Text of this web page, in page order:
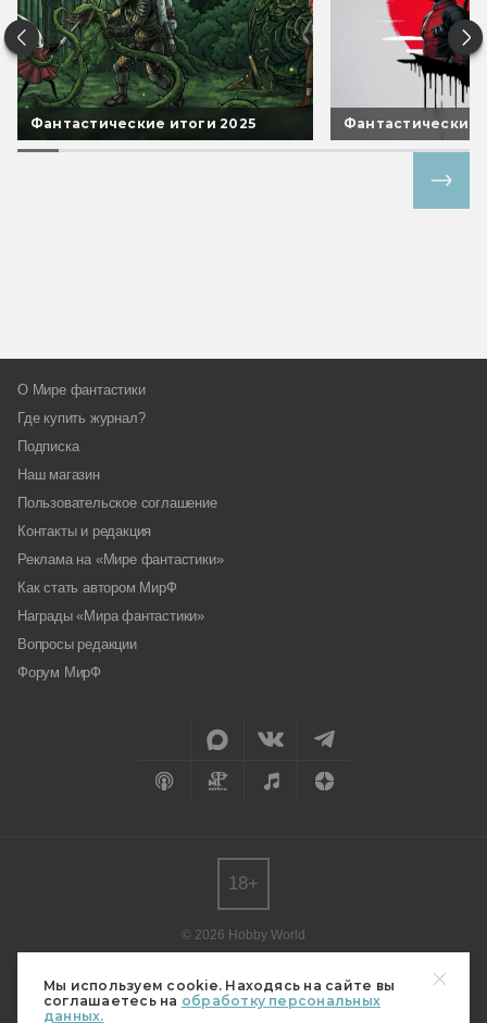
Мы используем cookie. Находясь на сайте вы
соглашаетесь на обработку персональных
данных.
Фантастические итоги 2025 Фантастические
О Мире фантастики
Где купить журнал?
Подписка
Наш магазин
Пользовательское соглашение
Контакты и редакция
Реклама на «Мире фантастики»
Как стать автором МирФ
Награды «Мира фантастики»
Вопросы редакции
Форум МирФ
© 2026 Hobby World
редакции.
Мнение авторов может не совпадать с мнением редакции.
18+